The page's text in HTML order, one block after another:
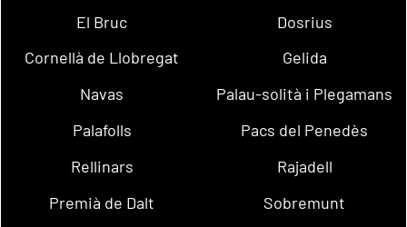
El Bruc
Dosrius
Cornellà de Llobregat
Gelida
Navas
Palau-solità i Plegamans
Palafolls
Pacs del Penedès
Rellinars
Rajadell
Premià de Dalt
Sobremunt